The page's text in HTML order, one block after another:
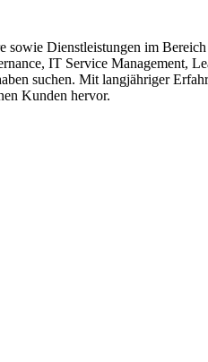
Dienstleistungen im
IT Service Management,
suchen. Mit langjähriger
Kunden hervor.